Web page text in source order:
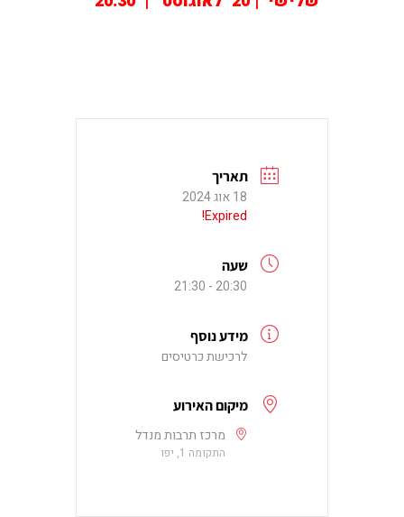
תאריך
18 אוג 2024
Expired!
שעה
20:30 - 21:30
מידע נוסף
לרכישת כרטיסים
מיקום האירוע
מרכז תרבות מנדל
התקומה 1, יפו